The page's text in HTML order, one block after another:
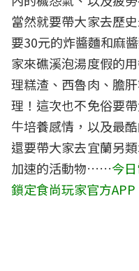
當然就要帶大家去歷
要30元的炸醬麵和麻
家來礁溪泡湯度假的
理糕渣、西魯肉、膽
理！這次也不免俗要
牛培養感情，以及最
還要帶大家去宜蘭另
加速的活動物……今
鎖定食尚玩家官方APP